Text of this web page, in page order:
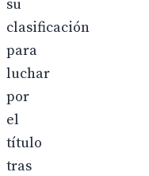
su
clasificación
para
luchar
por
el
título
tras